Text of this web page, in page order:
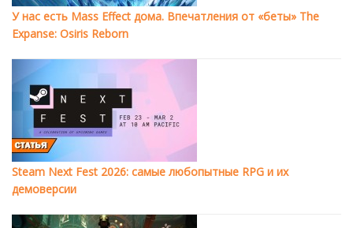
У нас есть Mass Effect дома. Впечатления от «беты» The
Expanse: Osiris Reborn
Steam Next Fest 2026: самые любопытные RPG и их
демоверсии